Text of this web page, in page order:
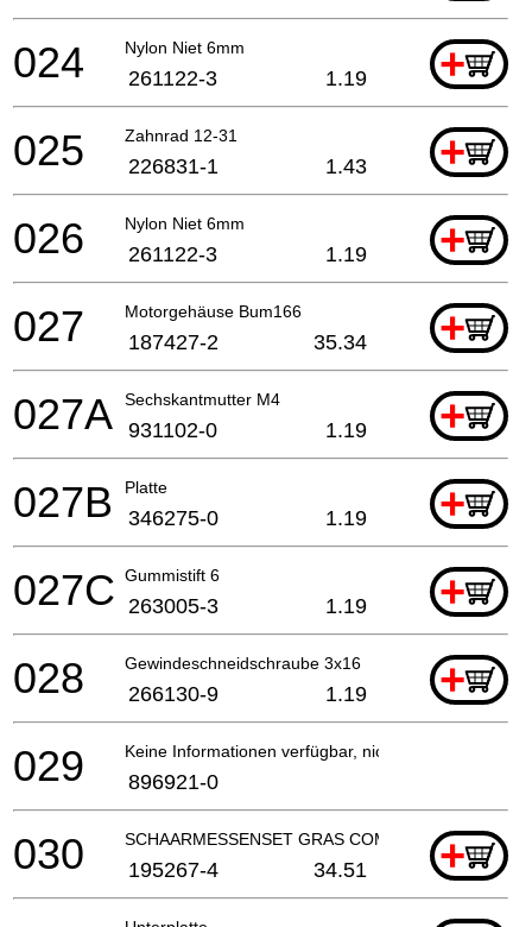
Nylon Niet 6mm +
024 261122-3 1.19
Zahnrad 12-31 +
025 226831-1 1.43
Nylon Niet 6mm +
026 261122-3 1.19
Motorgehäuse Bum166 +
027 187427-2 35.34
Sechskantmutter M4 +
027A 931102-0 1.19
Platte +
027B 346275-0 1.19
Gummistift 6 +
027C 263005-3 1.19
Gewindeschneidschraube 3x16 +
028 266130-9 1.19
Keine Informationen verfügbar, nicht bestellbar
029 896921-0
SCHAARMESSENSET GRAS COMPLEET+
030 195267-4 34.51